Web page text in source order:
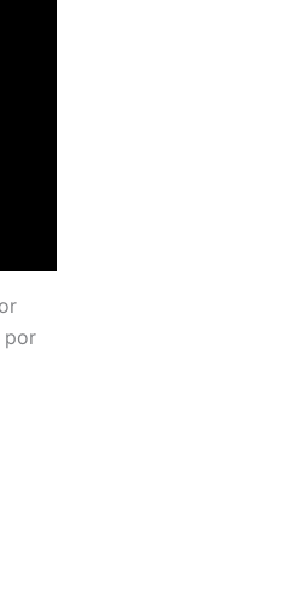
por